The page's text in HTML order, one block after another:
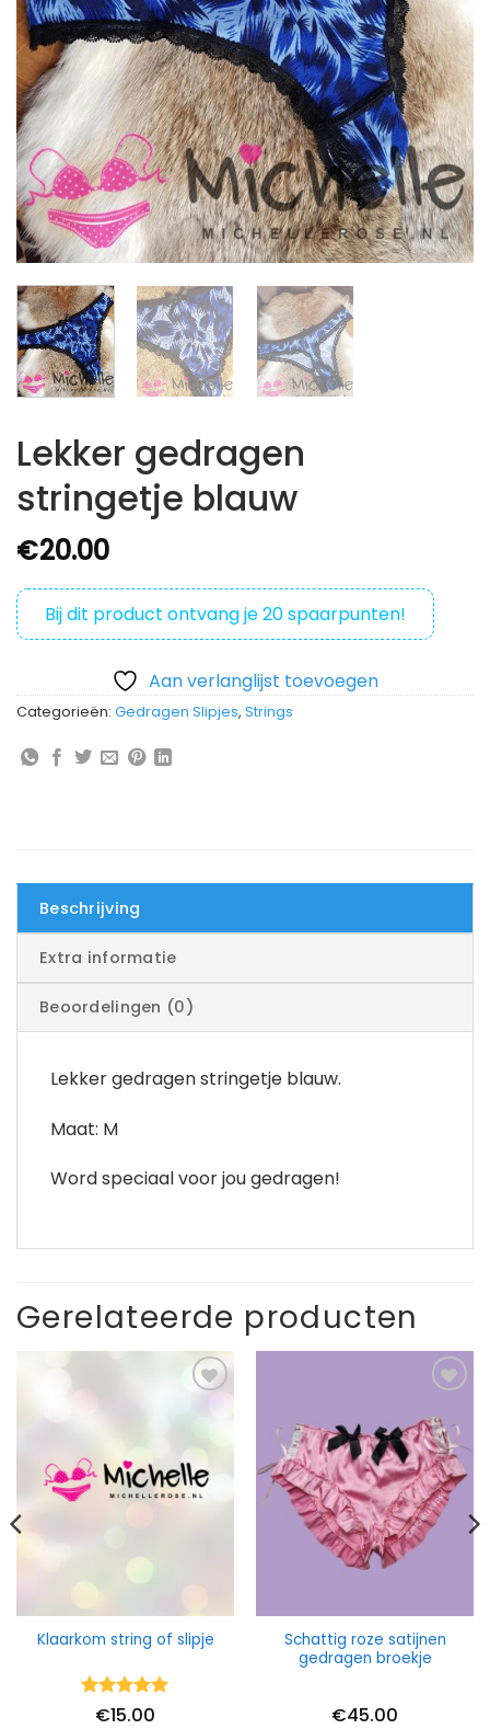
Lekker gedragen
stringetje blauw
€20.00
Bij dit product ontvang je20spaarpunten!
Aan verlanglijst toevoegen
Categorieën: Gedragen Slipjes, Strings
Beschrijving
Extra informatie
Beoordelingen (0)
Lekker gedragen stringetje blauw.
Maat: M
Word speciaal voor jou gedragen!
Gerelateerde producten
Klaarkom string of slipje
Waardering
€15.00
Schattig roze satijnen
gedragen broekje
€45.00